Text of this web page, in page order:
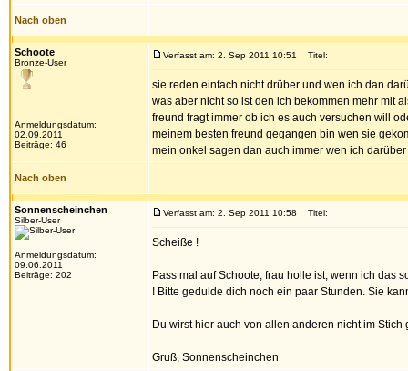
Nach oben
Schoote
Bronze-User
Anmeldungsdatum:
02.09.2011
Beiträge: 46
Verfasst am: 2. Sep 2011 10:51 Titel:
sie reden einfach nicht drüber und wen ich dan
was aber nicht so ist den ich bekommen mehr mit
freund fragt immer ob ich es auch versuchen will
meinem besten freund gegangen bin wen sie
mein onkel sagen dan auch immer wen ich
Nach oben
Sonnenscheinchen
Silber-User
Anmeldungsdatum:
09.06.2011
Beiträge: 202
Verfasst am: 2. Sep 2011 10:58 Titel:
Scheiße !
Pass mal auf Schoote, frau holle ist, wenn ich das
! Bitte gedulde dich noch ein paar Stunden. Sie
Du wirst hier auch von allen anderen nicht im Stich
Gruß, Sonnenscheinchen